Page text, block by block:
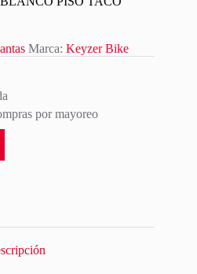
Marca: Keyzer Bike
por mayoreo